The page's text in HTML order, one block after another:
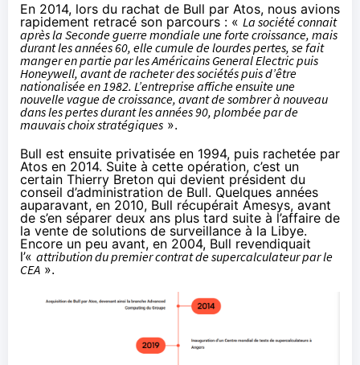
En 2014, lors du rachat de Bull par Atos, nous avions
rapidement retracé son parcours : « La société connait
après la Seconde guerre mondiale une forte croissance, mais
durant les années 60, elle cumule de lourdes pertes, se fait
manger en partie par les Américains General Electric puis
Honeywell, avant de racheter des sociétés puis d’être
nationalisée en 1982. L’entreprise affiche ensuite une
nouvelle vague de croissance, avant de sombrer à nouveau
dans les pertes durant les années 90, plombée par de
mauvais choix stratégiques ».
Bull est ensuite privatisée en 1994, puis rachetée par
Atos en 2014. Suite à cette opération, c’est un
certain Thierry Breton qui devient président du
conseil d’administration de Bull. Quelques années
auparavant, en 2010, Bull récupérait Amesys, avant
de s’en séparer deux ans plus tard suite à l’affaire de
la vente de solutions de surveillance à la Libye.
Encore un peu avant, en 2004, Bull revendiquait
l’« attribution du premier contrat de supercalculateur par le
CEA ».